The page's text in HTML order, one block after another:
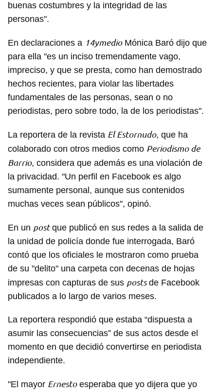
buenas costumbres y la integridad de las
personas".
En declaraciones a 14ymedioMónica Baró dijo que
para ella "es un inciso tremendamente vago,
impreciso, y que se presta, como han demostrado
hechos recientes, para violar las libertades
fundamentales de las personas, sean o no
periodistas, pero sobre todo, la de los periodistas".
La reportera de la revista El Estornudo, que ha
colaborado con otros medios como Periodismo de
Barrio, considera que además es una violación de
la privacidad. "Un perfil en Facebook es algo
sumamente personal, aunque sus contenidos
muchas veces sean públicos", opinó.
En un postque publicó en sus redes a la salida de
la unidad de policía donde fue interrogada, Baró
contó que los oficiales le mostraron como prueba
de su "delito" una carpeta con decenas de hojas
impresas con capturas de sus postsde Facebook
publicados a lo largo de varios meses.
La reportera respondió que estaba “dispuesta a
asumir las consecuencias” de sus actos desde el
momento en que decidió convertirse en periodista
independiente.
"El mayor Ernestoesperaba que yo dijera que yo